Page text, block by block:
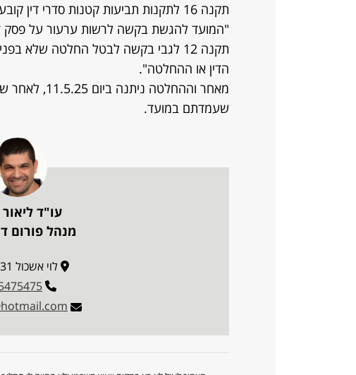
תקנה 16 לתקנות תביעות קטנות סדרי דין קובעת:
"המועד להגשת בקשה לרשות ערעור על פסק
הדין או ההחלטה".
מאחר וההחלטה
שעמדתם במועד.
עו"ד
מנהל פורום
לוי אשכול 31, רחובות